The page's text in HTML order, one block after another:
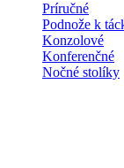
Príručné
Podnože k
Konzolové
Konferenčné
Nočné stolíky